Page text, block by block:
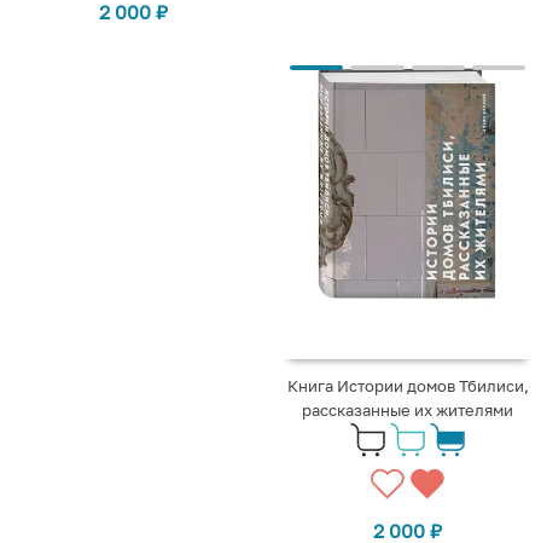
2 000 ₽
Книга Истории домов Тбилиси,
рассказанные их жителями
2 000 ₽